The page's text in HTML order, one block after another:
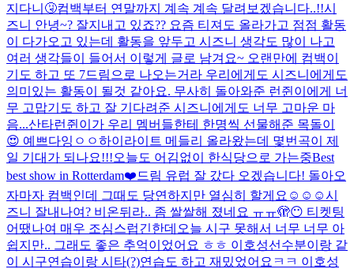
지다니🤧컴백부터 연말까지 계속 계속 달려보겠습니다..!!시
즈니 안녕~? 잘지내고 있죠?? 요즘 티져도 올라가고 점점 활동
이 다가오고 있는데 활동을 앞두고 시즈니 생각도 많이 나고
여러 생각들이 들어서 이렇게 글로 남겨요~ 오랜만에 컴백이
기도 하고 또 7드림으로 나오는거라 우리에게도 시즈니에게도
의미있는 활동이 될것 같아요. 무사히 돌아와준 런쥔이에게 너
무 고맙기도 하고 잘 기다려준 시즈니에게도 너무 고마운 마
음...산타런쥔이가 우리 멤버들한테 한명씩 선물해준 목돌이
😍 예쁘다잉ㅇㅇ하이라이트 메들리 올라왔는데 몇번곡이 제
일 기대가 되나요!!!오늘도 어김없이 한식당으로 가는중Best
best show in Rotterdam❤️드림 유럽 잘 갔다 오겠습니다! 돌아오
자마자 컴백인데 그때도 당연하지만 열심히 할게요☺️☺️☺️시
즈니 잘내나여? 비온뒤라.. 좀 쌀쌀해 졌네요 ㅠㅠ🫣😶 티켓팅
어땠나여 매우 조심스럽긴한데 오늘 시구 못해서 너무 너무 아
쉽지만.. 그래도 좋은 추억이었어요 ㅎㅎ 이호성선수분이랑 같
이 시구연습이랑 시타(?)연습도 하고 재밌었어요ㅋㅋ 이호성